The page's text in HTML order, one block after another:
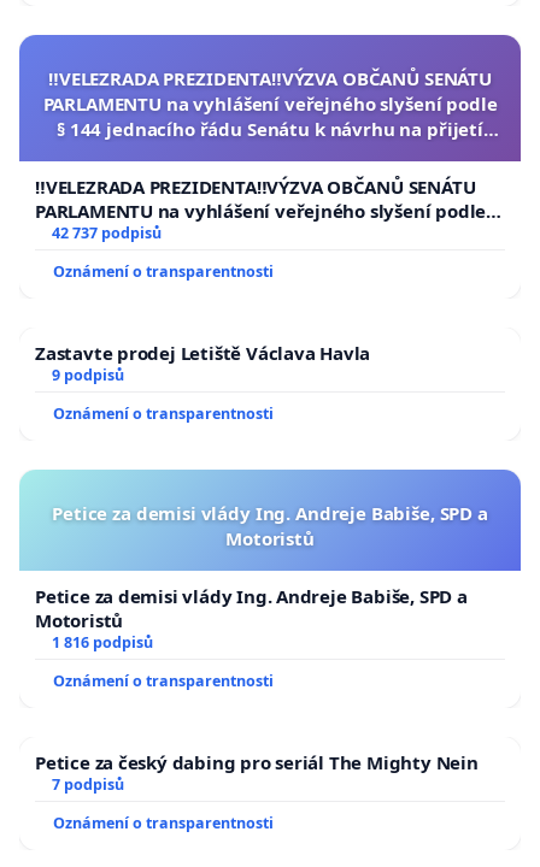
‼️VELEZRADA PREZIDENTA‼️VÝZVA OBČANŮ SENÁTU
PARLAMENTU na vyhlášení veřejného slyšení podle
§ 144 jednacího řádu Senátu k návrhu na přijetí
republiky
‼️VELEZRADA PREZIDENTA‼️VÝZVA OBČANŮ SENÁTU
PARLAMENTU na vyhlášení veřejného slyšení podle §
144 jednacího řádu Senátu k návrhu na přijetí
republiky
42 737 podpisů
Oznámení o transparentnosti
Zastavte prodej Letiště Václava Havla
9 podpisů
Oznámení o transparentnosti
Petice za demisi vlády Ing. Andreje Babiše, SPD a
Motoristů
Petice za demisi vlády Ing. Andreje Babiše, SPD a
Motoristů
1 816 podpisů
Oznámení o transparentnosti
Petice za český dabing pro seriál The Mighty Nein
7 podpisů
Oznámení o transparentnosti